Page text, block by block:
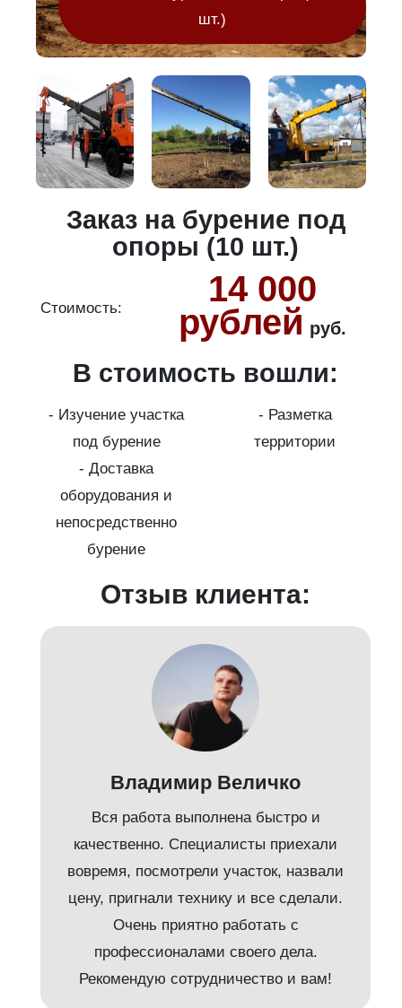
шт.)
Заказ на бурение под
опоры (10 шт.)
Стоимость:
14 000
рублей руб.
В стоимость вошли:
- Изучение участка
под бурение
- Разметка
территории
- Доставка
оборудования и
непосредственно
бурение
Отзыв клиента:
Владимир Величко
Вся работа выполнена быстро и
качественно. Специалисты приехали
вовремя, посмотрели участок, назвали
цену, пригнали технику и все сделали.
Очень приятно работать с
профессионалами своего дела.
Рекомендую сотрудничество и вам!